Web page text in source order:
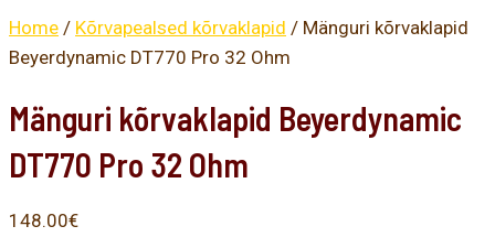
Home / Kõrvapealsed kõrvaklapid / Mänguri kõrvaklapid
Beyerdynamic DT770 Pro 32 Ohm
Mänguri kõrvaklapid Beyerdynamic
DT770 Pro 32 Ohm
148.00€